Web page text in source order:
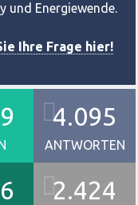
und Energiewende.
Ihre Frage hier!
4.095
ANTWORTEN
2.424